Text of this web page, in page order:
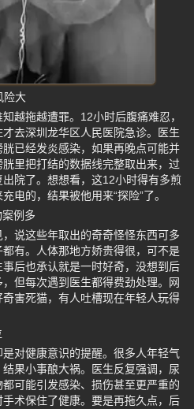
险大
越拖越遭罪。12小时后腹痛难忍，
去深圳龙华区人民医院急诊。医生
已经发炎感染，如果再晚点可能并
里把打结的数据线完整取出来，过
院了。想想看，这12小时得有多煎
电的，结果被他用来“探险”了。
例多
说这些年取出的奇奇怪怪东西可多
有。人体那地方娇贵得很，可不是
后也承认就是一时好奇，没想到后
但每次遇到医生都得费劲处理。网
害死猫，有人吐槽现在年轻人玩得
对健康意识的提醒。很多人年轻气
果小事酿大祸。医生反复强调，尿
可能引发感染、损伤甚至更严重的
术保住了健康。要是再拖久点，后